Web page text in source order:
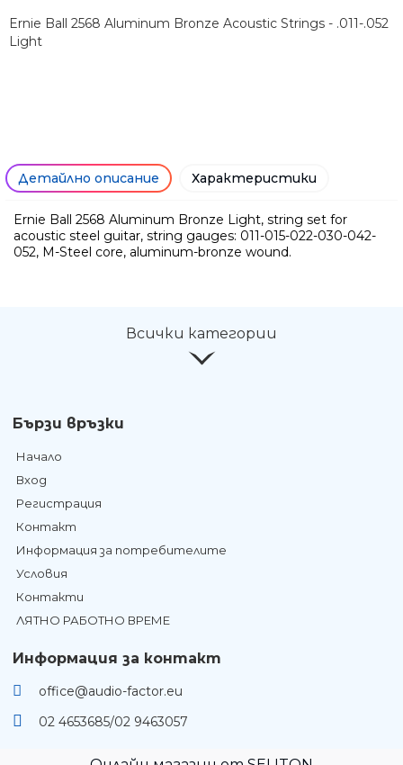
Ние ще се свържем с вас в
Ernie Ball 2568 Aluminum Bronze Acoustic Strings - .011-.052
Light
Детайлно описание Характеристики
Ernie Ball 2568 Aluminum Bronze Light, string set for
acoustic steel guitar, string gauges: 011-015-022-030-042-
052, M-Steel core, aluminum-bronze wound.
Всички категории
Бързи връзки
Начало
Вход
Регистрация
Контакт
Информация за потребителите
Условия
Контакти
ЛЯТНО РАБОТНО ВРЕМЕ
Информация за контакт
office@audio-factor.eu
02 4653685/02 9463057